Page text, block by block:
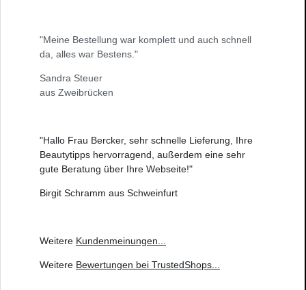
"Meine Bestellung war komplett und auch schnell
da, alles war Bestens."
Sandra Steuer
aus Zweibrücken
"Hallo Frau Bercker, sehr schnelle Lieferung, Ihre
Beautytipps hervorragend, außerdem eine sehr
gute Beratung über Ihre Webseite!"
Birgit Schramm aus Schweinfurt
Weitere Kundenmeinungen...
Weitere Bewertungen bei TrustedShops...